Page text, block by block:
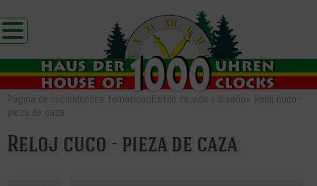
Página de inicioMundos temáticosEstilo de vida y diseño» Reloj cuco -
pieza de caza
Reloj cuco - pieza de caza